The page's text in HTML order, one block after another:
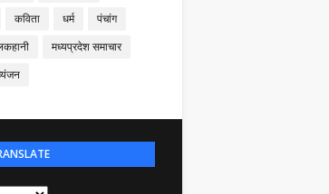
कविता धर्म
पंचांग
मध्यप्रदेश समाचार